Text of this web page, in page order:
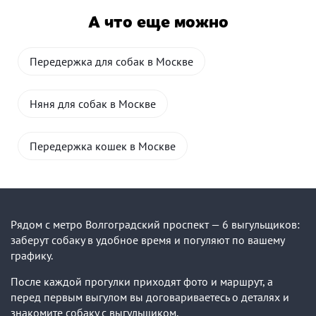
А что еще можно
Передержка для собак в Москве
Няня для собак в Москве
Передержка кошек в Москве
Рядом с метро Волгоградский проспект — 6 выгульщиков:
заберут собаку в удобное время и погуляют по вашему
графику.
После каждой прогулки приходят фото и маршрут, а
перед первым выгулом вы договариваетесь о деталях и
знакомите собаку с выгульщиком.